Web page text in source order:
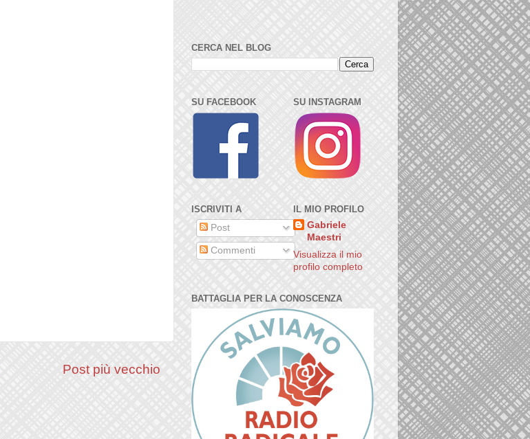
Post più vecchio
CERCA NEL BLOG
SU FACEBOOK
ISCRIVITI A
Post
Commenti
SU INSTAGRAM
IL MIO PROFILO
Gabriele
Maestri
Visualizza il mio
profilo completo
BATTAGLIA PER LA CONOSCENZA